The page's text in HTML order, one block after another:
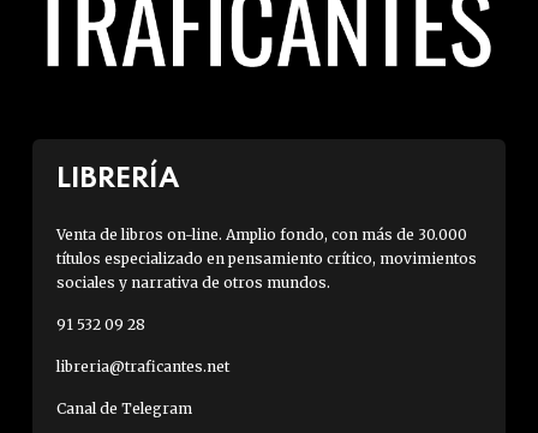
LIBRERÍA
Venta de libros on-line. Amplio fondo, con más de 30.000
títulos especializado en pensamiento crítico, movimientos
sociales y narrativa de otros mundos.
91 532 09 28
libreria@traficantes.net
Canal de Telegram